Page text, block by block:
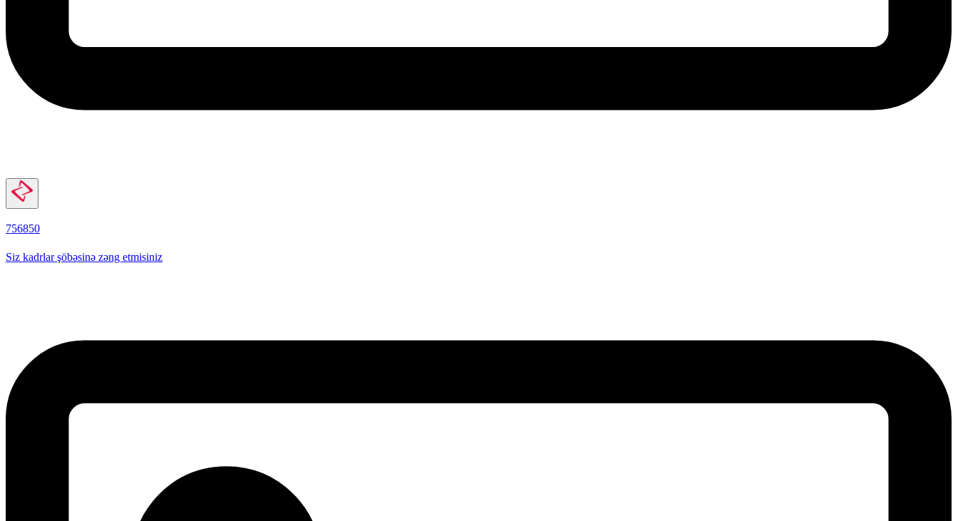
756850
Siz kadrlar şöbəsinə zəng etmisiniz